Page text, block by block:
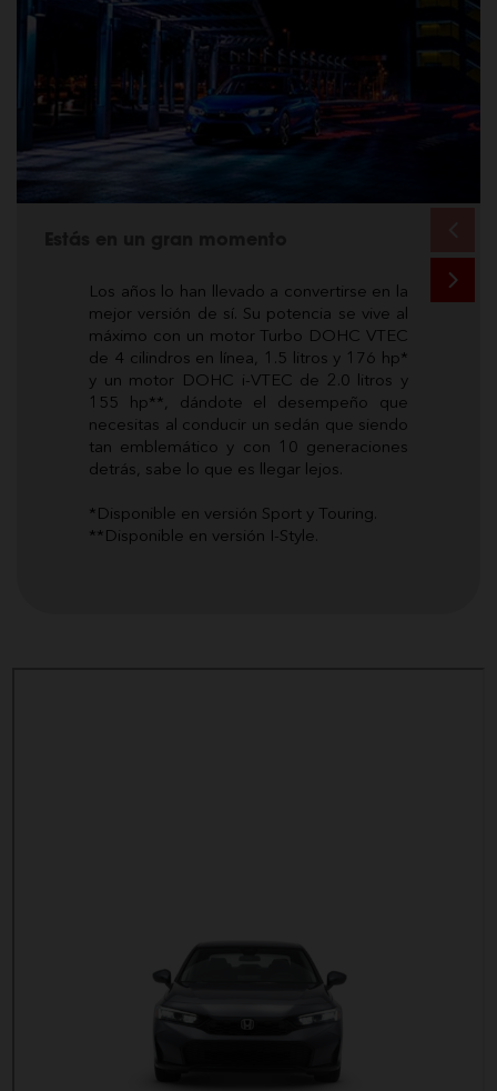
Los años lo han llevado a convertirse en la
mejor versión de sí. Su potencia se vive al
máximo con un motor Turbo DOHC VTEC
de 4 cilindros en línea, 1.5 litros y 176 hp*
y un motor DOHC i-VTEC de 2.0 litros y
155 hp**, dándote el desempeño que
necesitas al conducir un sedán que siendo
tan emblemático y con 10 generaciones
detrás, sabe lo que es llegar lejos.
*Disponible en versión Sport y Touring.
**Disponible en versión I-Style.